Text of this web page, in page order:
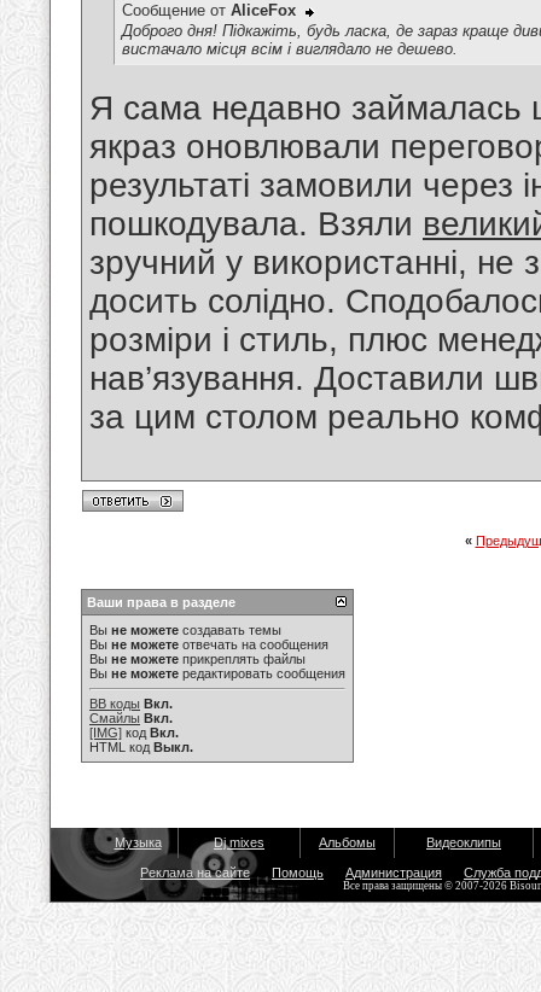
Сообщение от AliceFox
Доброго дня! Підкажіть, будь ласка, де зараз краще
вистачало місця всім і виглядало не дешево.
Я сама недавно займалась
якраз оновлювали
результаті замовили через
пошкодувала. Взяли
зручний у використанні, не
досить солідно.
розміри і стиль, плюс
нав’язування. Доставили
за цим столом реально
«
Ваши права в разделе
Вы не можете создавать темы
Вы не можете отвечать на сообщения
Вы не можете прикреплять файлы
Вы не можете редактировать сообщения
BB коды Вкл.
Смайлы Вкл.
[IMG] код Вкл.
HTML код Выкл.
Музыка Dj mixes Альбомы Видеоклипы
Реклама на сайте Помощь Администрация Служба
Все права защищены © 2007-2026